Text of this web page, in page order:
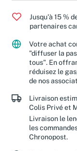
Jusqu'à 15 %
partenaires
Votre achat
"diffuser la
tous". En
réduisez le
de nos
Livraison
Colis Privé et
Livraison le
les